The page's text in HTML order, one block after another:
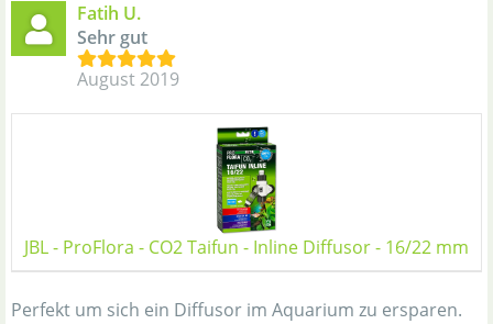
Fatih U.
Sehr gut
August 2019
JBL - ProFlora - CO2 Taifun - Inline Diffusor - 16/22 mm
Perfekt um sich ein Diffusor im Aquarium zu ersparen.